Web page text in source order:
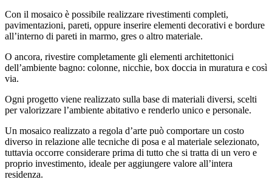
Con il mosaico è possibile realizzare rivestimenti completi,
pavimentazioni, pareti, oppure inserire elementi decorativi e bordure
all’interno di pareti in marmo, gres o altro materiale.
O ancora, rivestire completamente gli elementi architettonici
dell’ambiente bagno: colonne, nicchie, box doccia in muratura e così
via.
Ogni progetto viene realizzato sulla base di materiali diversi, scelti
per valorizzare l’ambiente abitativo e renderlo unico e personale.
Un mosaico realizzato a regola d’arte può comportare un costo
diverso in relazione alle tecniche di posa e al materiale selezionato,
tuttavia occorre considerare prima di tutto che si tratta di un vero e
proprio investimento, ideale per aggiungere valore all’intera
residenza.